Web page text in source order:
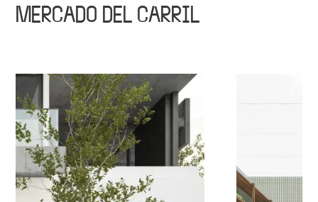
MERCADO DEL CARRIL